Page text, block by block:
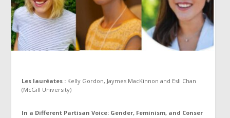
Les lauréates : Kelly Gordon, Jaymes MacKinnon and Esli Chan
(McGill University)
In a Different Partisan Voice: Gender, Feminism, and Conser